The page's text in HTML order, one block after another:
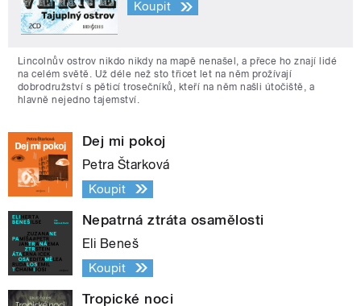
Koupit
Lincolnův ostrov nikdo nikdy na mapě nenašel, a přece ho znají lidé
na celém světě. Už déle než sto třicet let na něm prožívají
dobrodružství s pěticí trosečníků, kteří na něm našli útočiště, a
hlavně nejedno tajemství.
Dej mi pokoj
Petra Štarková
Koupit
Nepatrná ztráta osamělosti
Eli Beneš
Koupit
Tropické noci